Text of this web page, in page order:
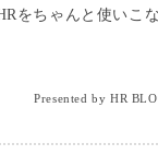
をちゃんと使いこ
Presented by HR